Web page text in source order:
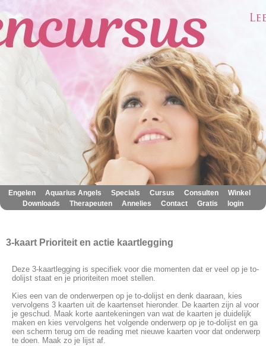
Engelen Aquarius Angels Specials Cursus Consulten Winkel
Downloads Therapeuten Annelies Contact Gratis login
3-kaart Prioriteit en actie kaartlegging
Deze 3-kaartlegging is specifiek voor die momenten dat er veel op je to-
dolijst staat en je prioriteiten moet stellen.
Kies een van de onderwerpen op je to-dolijst en denk daaraan, kies
vervolgens 3 kaarten uit de kaartenset hieronder. De kaarten zijn al voor
je geschud. Maak korte aantekeningen van wat de kaarten je duidelijk
maken en kies vervolgens het volgende onderwerp op je to-dolijst en ga
een scherm terug om de reading met nieuwe kaarten voor dat onderwerp
te doen. Maak zo je lijst af.